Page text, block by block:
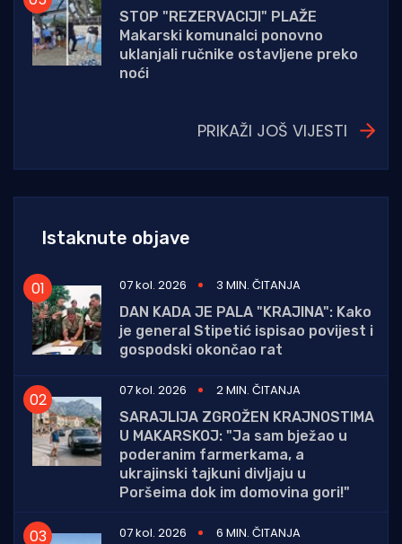
STOP "REZERVACIJI" PLAŽE
Makarski komunalci ponovno
uklanjali ručnike ostavljene preko
noći
PRIKAŽI JOŠ VIJESTI
Istaknute objave
07 kol. 2026
3 MIN. ČITANJA
DAN KADA JE PALA "KRAJINA": Kako
je general Stipetić ispisao povijest i
gospodski okončao rat
07 kol. 2026
2 MIN. ČITANJA
SARAJLIJA ZGROŽEN KRAJNOSTIMA
U MAKARSKOJ: "Ja sam bježao u
poderanim farmerkama, a
ukrajinski tajkuni divljaju u
Poršeima dok im domovina gori!"
07 kol. 2026 6 MIN. ČITANJA